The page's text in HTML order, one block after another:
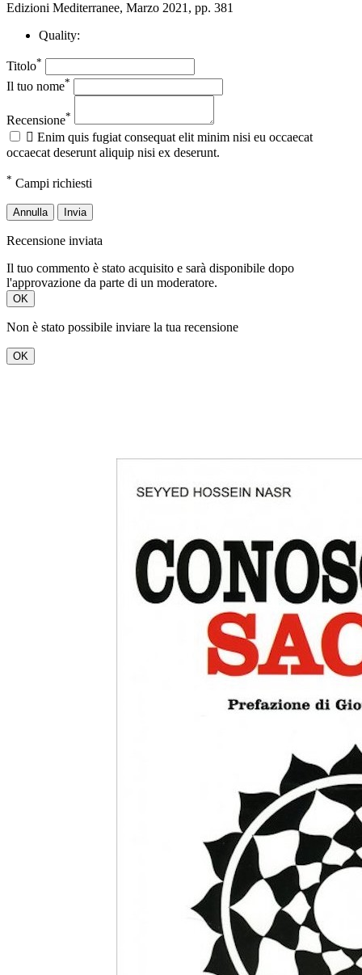
Edizioni Mediterranee, Marzo 2021, pp. 381
Quality:
Titolo*
Il tuo nome*
Recensione*
 Enim quis fugiat consequat elit minim nisi eu occaecat
occaecat deserunt aliquip nisi ex deserunt.
* Campi richiesti
Annulla Invia
Recensione inviata
Il tuo commento è stato acquisito e sarà disponibile dopo
l'approvazione da parte di un moderatore.
OK
Non è stato possibile inviare la tua recensione
OK